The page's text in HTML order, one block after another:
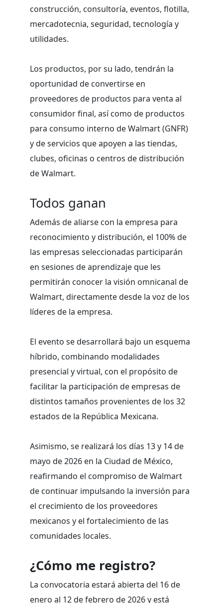
construcción, consultoría, eventos, flotilla,
mercadotecnia, seguridad, tecnología y
utilidades.
Los productos, por su lado, tendrán la
oportunidad de convertirse en
proveedores de productos para venta al
consumidor final, así como de productos
para consumo interno de Walmart (GNFR)
y de servicios que apoyen a las tiendas,
clubes, oficinas o centros de distribución
de Walmart.
Todos ganan
Además de aliarse con la empresa para
reconocimiento y distribución, el 100% de
las empresas seleccionadas participarán
en sesiones de aprendizaje que les
permitirán conocer la visión omnicanal de
Walmart, directamente desde la voz de los
líderes de la empresa.
El evento se desarrollará bajo un esquema
híbrido, combinando modalidades
presencial y virtual, con el propósito de
facilitar la participación de empresas de
distintos tamaños provenientes de los 32
estados de la República Mexicana.
Asimismo, se realizará los días 13 y 14 de
mayo de 2026 en la Ciudad de México,
reafirmando el compromiso de Walmart
de continuar impulsando la inversión para
el crecimiento de los proveedores
mexicanos y el fortalecimiento de las
comunidades locales.
¿Cómo me registro?
La convocatoria estará abierta del 16 de
enero al 12 de febrero de 2026 y está